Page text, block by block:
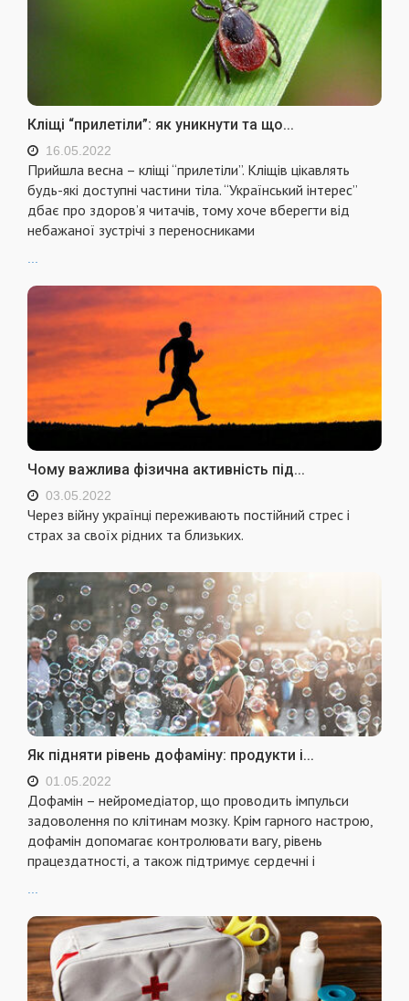
Кліщі “прилетіли”: як уникнути та що...
16.05.2022
Прийшла весна – кліщі “прилетіли”. Кліщів цікавлять
будь-які доступні частини тіла. “Український інтерес”
дбає про здоров’я читачів, тому хоче вберегти від
небажаної зустрічі з переносниками
...
Чому важлива фізична активність під...
03.05.2022
Через війну українці переживають постійний стрес і
страх за своїх рідних та близьких.
Як підняти рівень дофаміну: продукти і...
01.05.2022
Дофамін – нейромедіатор, що проводить імпульси
задоволення по клітинам мозку. Крім гарного настрою,
дофамін допомагає контролювати вагу, рівень
працездатності, а також підтримує сердечні і